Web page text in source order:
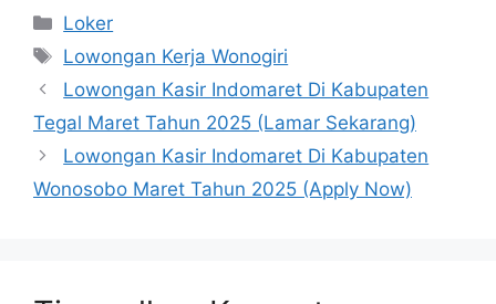
Kategori
Loker
Tag
Lowongan Kerja Wonogiri
Lowongan Kasir Indomaret Di Kabupaten
Tegal Maret Tahun 2025 (Lamar Sekarang)
Lowongan Kasir Indomaret Di Kabupaten
Wonosobo Maret Tahun 2025 (Apply Now)